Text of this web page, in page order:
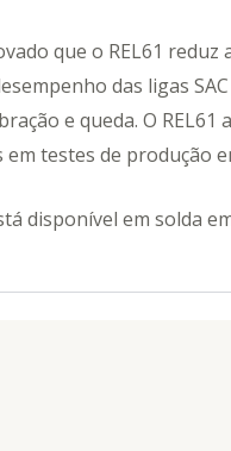
que o REL61
das ligas
e queda. O
testes de produção
disponível em solda